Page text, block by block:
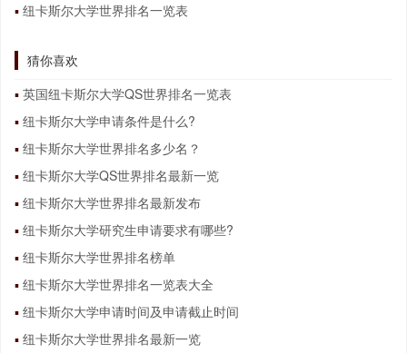
纽卡斯尔大学世界排名一览表
猜你喜欢
英国纽卡斯尔大学QS世界排名一览表
纽卡斯尔大学申请条件是什么?
纽卡斯尔大学世界排名多少名？
纽卡斯尔大学QS世界排名最新一览
纽卡斯尔大学世界排名最新发布
纽卡斯尔大学研究生申请要求有哪些?
纽卡斯尔大学世界排名榜单
纽卡斯尔大学世界排名一览表大全
纽卡斯尔大学申请时间及申请截止时间
纽卡斯尔大学世界排名最新一览